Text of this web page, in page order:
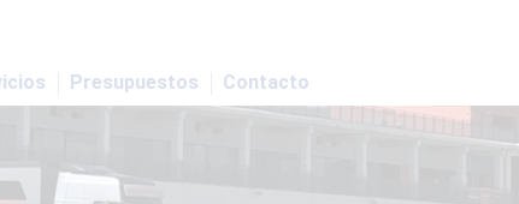
Presupuestos Contacto